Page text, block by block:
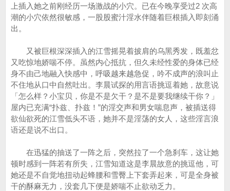
上插入她之前刚经历一场激战的小穴。已在今晚享受过2 次高
潮的小穴依然很敏感，一股股蜜汁淫水伴随着巨根插入即刻涌
出。
又被巨根深深插入的江雪摇晃着披肩的乌黑秀发，既羞忿
又吃惊地娇喘不停。虽然内心抵抗，但久未经性爱的身体已经
身不由己地融入快感中，呼吸越来越急促，吟不成声的浪叫止
不住地从口中自然吐出。李晨试探的用言语挑逗着她，故意说
「怎么样？小宝贝，你是不是欠干？是不是要我继续干你？」
屋内已充满“扑兹、扑兹！”的淫交声和男女喘息声，被插送得
欲仙欲死的江雪低头不语，她并不是淫荡的女人，这些淫言浪
语还是说不出口。
在迅猛的抽送了一阵之后，突然拉了一个急刹车，这让她
顿时感到一阵若有所失，江雪知道这是李晨故意的挑逗他，可
她还是不自觉地扭动起蜂腰和雪臀上下套弄起来，可是全身被
干的酥麻无力，没套几下便是娇喘不止欲动乏力。